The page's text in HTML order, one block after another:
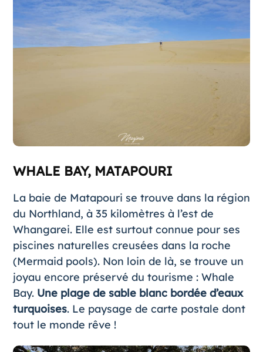
WHALE BAY, MATAPOURI
La baie de Matapouri se trouve dans la région
du Northland, à 35 kilomètres à l’est de
Whangarei. Elle est surtout connue pour ses
piscines naturelles creusées dans la roche
(Mermaid pools). Non loin de là, se trouve un
joyau encore préservé du tourisme : Whale
Bay. Une plage de sable blanc bordée d’eaux
turquoises. Le paysage de carte postale dont
tout le monde rêve !